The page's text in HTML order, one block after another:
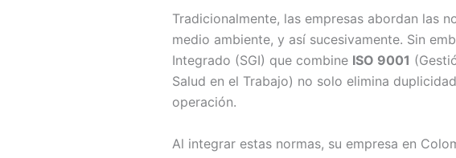
Tradicionalmente, las empresas abordan las
medio ambiente, y así sucesivamente. Sin
Integrado (SGI) que combine ISO 9001
Salud en el Trabajo) no solo elimina
operación.
Al integrar estas normas, su empresa en